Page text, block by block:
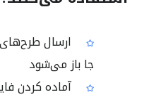
جا باز می‌شود